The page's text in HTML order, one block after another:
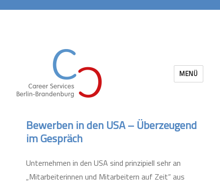
MENÜ
Bewerben in den USA – Überzeugend
im Gespräch
Unternehmen in den USA sind prinzipiell sehr an
„Mitarbeiterinnen und Mitarbeitern auf Zeit“ aus